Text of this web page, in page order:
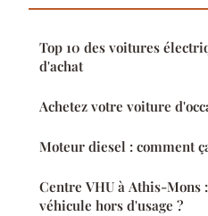
Top 10 des voitures
d'achat
Achetez votre voiture
Moteur diesel : comment
Centre VHU à Athis-Mons
véhicule hors d'usage ?